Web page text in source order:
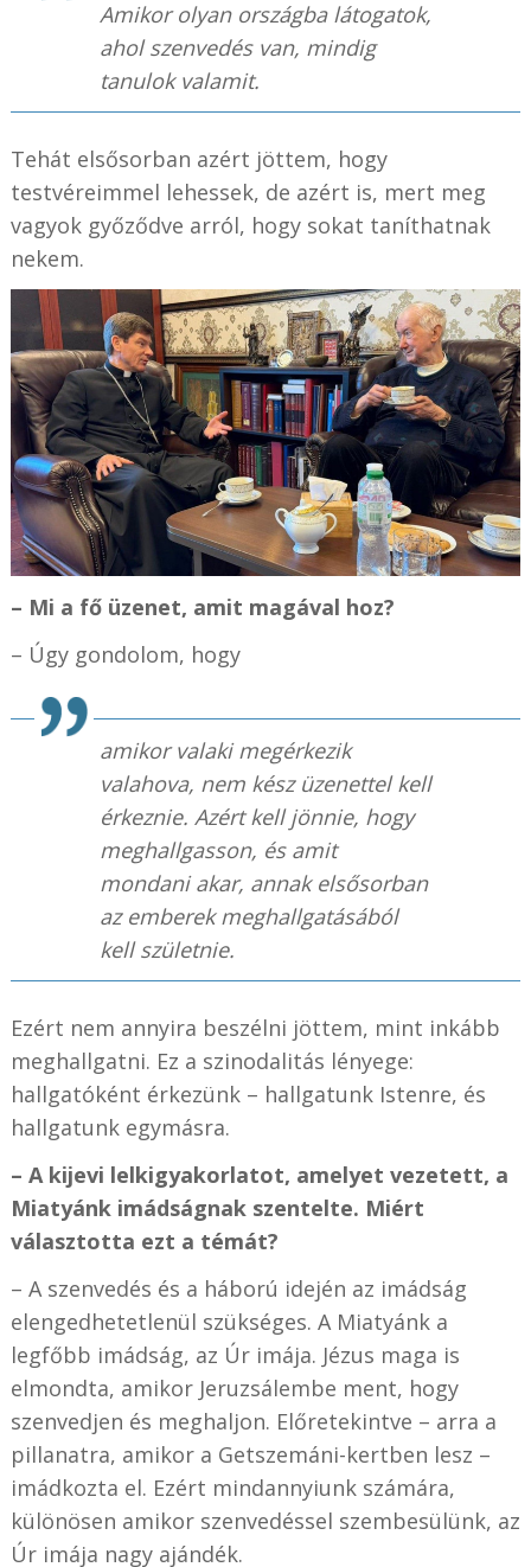
Amikor olyan országba látogatok,
ahol szenvedés van, mindig
tanulok valamit.
Tehát elsősorban azért jöttem, hogy
testvéreimmel lehessek, de azért is, mert meg
vagyok győződve arról, hogy sokat taníthatnak
nekem.
– Mi a fő üzenet, amit magával hoz?
– Úgy gondolom, hogy
amikor valaki megérkezik
valahova, nem kész üzenettel kell
érkeznie. Azért kell jönnie, hogy
meghallgasson, és amit
mondani akar, annak elsősorban
az emberek meghallgatásából
kell születnie.
Ezért nem annyira beszélni jöttem, mint inkább
meghallgatni. Ez a szinodalitás lényege:
hallgatóként érkezünk – hallgatunk Istenre, és
hallgatunk egymásra.
– A kijevi lelkigyakorlatot, amelyet vezetett, a
Miatyánk imádságnak szentelte. Miért
választotta ezt a témát?
– A szenvedés és a háború idején az imádság
elengedhetetlenül szükséges. A Miatyánk a
legfőbb imádság, az Úr imája. Jézus maga is
elmondta, amikor Jeruzsálembe ment, hogy
szenvedjen és meghaljon. Előretekintve – arra a
pillanatra, amikor a Getszemáni-kertben lesz –
imádkozta el. Ezért mindannyiunk számára,
különösen amikor szenvedéssel szembesülünk, az
Úr imája nagy ajándék.